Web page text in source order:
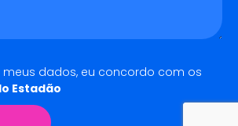
meus dados, eu concordo com os
Estadão